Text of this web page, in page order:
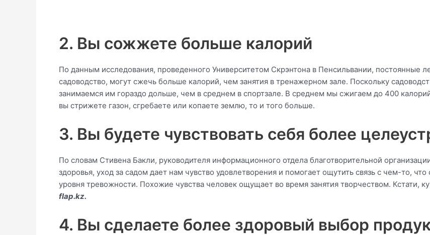
2. Вы сожжете больше калорий
По данным исследования, проведенного Университетом Скрэнтона в Пенсильвании, постоянные
садоводство, могут сжечь больше калорий, чем занятия в тренажерном зале. Поскольку
занимаемся им гораздо дольше, чем в среднем в спортзале. В среднем мы сжигаем до 400
вы стрижете газон, сгребаете или копаете землю, то и того больше.
3. Вы будете чувствовать себя более
По словам Стивена Бакли, руководителя информационного отдела благотворительной
здоровья, уход за садом дает нам чувство удовлетворения и помогает ощутить связь с чем-то,
уровня тревожности. Похожие чувства человек ощущает во время занятия творчеством. Кстати,
flap.kz.
4. Вы сделаете более здоровый выбор